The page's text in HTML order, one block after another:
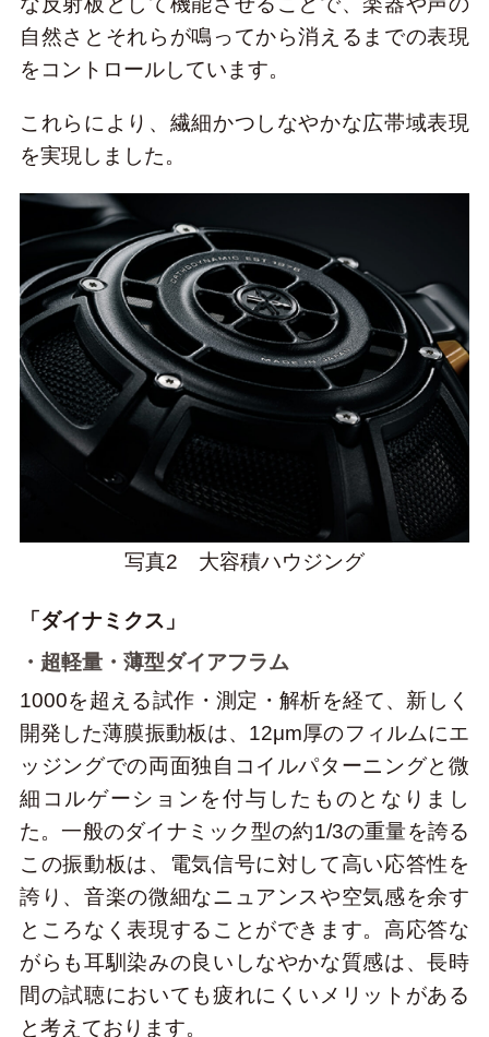
自然さとそれらが鳴ってから消えるまでの表現
をコントロールしています。
これらにより、繊細かつしなやかな広帯域表現
を実現しました。
写真2 大容積ハウジング
「ダイナミクス」
・超軽量・薄型ダイアフラム
1000を超える試作・測定・解析を経て、新しく
開発した薄膜振動板は、12μm厚のフィルムにエ
ッジングでの両面独自コイルパターニングと微
細コルゲーションを付与したものとなりまし
た。一般のダイナミック型の約1/3の重量を誇る
この振動板は、電気信号に対して高い応答性を
誇り、音楽の微細なニュアンスや空気感を余す
ところなく表現することができます。高応答な
がらも耳馴染みの良いしなやかな質感は、長時
間の試聴においても疲れにくいメリットがある
と考えております。